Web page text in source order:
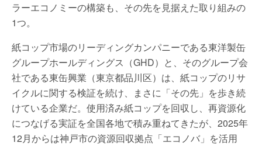
ラーエコノミーの構築も、その先を見据えた取り組みの
1つ。
紙コップ市場のリーディングカンパニーである東洋製缶
グループホールディングス（GHD）と、そのグループ会
社である東缶興業（東京都品川区）は、紙コップのリサ
イクルに関する検証を続け、まさに「その先」を歩き続
けている企業だ。使用済み紙コップを回収し、再資源化
につなげる実証を全国各地で積み重ねてきたが、2025年
12月からは神戸市の資源回収拠点「エコノバ」を活用